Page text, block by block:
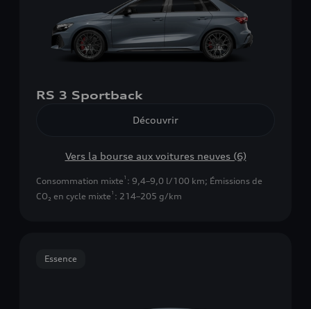
RS 3 Sportback
Découvrir
Vers la bourse aux voitures neuves (6)
Consommation mixte 1 : 9,4–9,0 l/100 km; Émissions de
CO₂ en cycle mixte 1 : 214–205 g/km
Essence